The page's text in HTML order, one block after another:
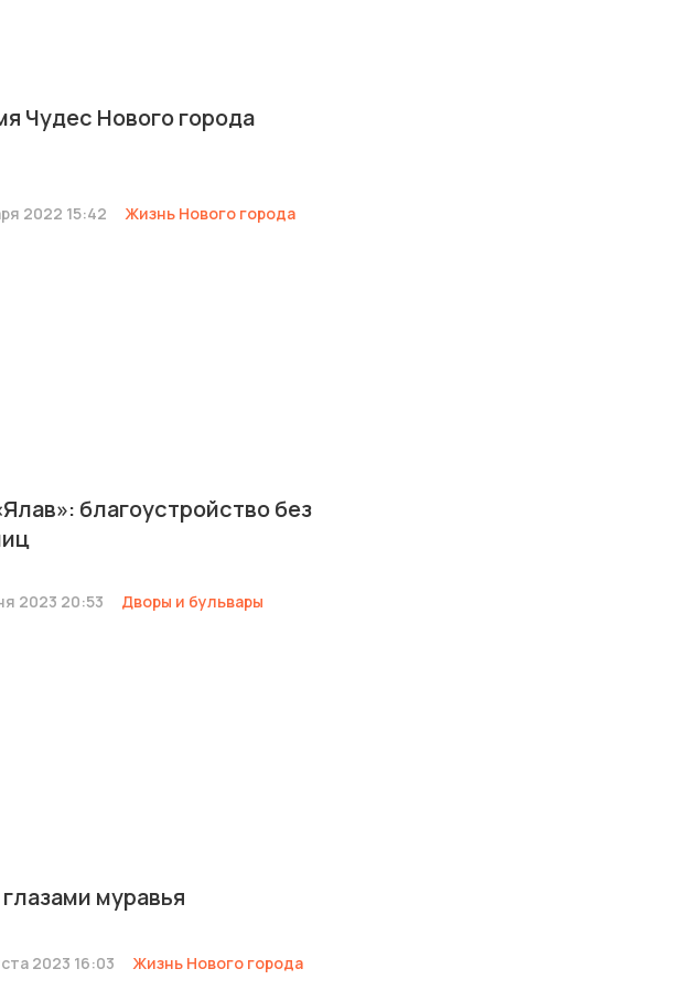
Чудес Нового города
2022 15:42 Жизнь Нового города
благоустройство без
2023 20:53 Дворы и бульвары
муравья
2023 16:03 Жизнь Нового города